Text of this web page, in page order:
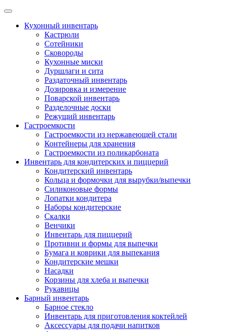
Skip
contentКухонный инвентарь
Кастрюли
Сотейники
Сковороды
Кухонные миски
Дуршлаги и сита
Раздаточный инвентарь
Дозировка и измерение
Поварской инвентарь
Разделочные доски
Режущий инвентарь
Гастроемкости
Гастроемкости из нержавеющей стали
Контейнеры для хранения
Гастроемкости из поликарбоната
Инвентарь для кондитерских и пиццерий
Кондитерский инвентарь
Кольца и формочки для вырубки/выпечки
Силиконовые формы
Лопатки кондитера
Наборы кондитерские
Скалки
Венчики
Инвентарь для пиццерий
Противни и формы для выпечки
Бумага и коврики для выпекания
Кондитерские мешки
Насадки
Корзины для хлеба и выпечки
Рукавицы
Барный инвентарь
Барное стекло
Инвентарь для приготовления коктейлей
Аксессуары для подачи напитков